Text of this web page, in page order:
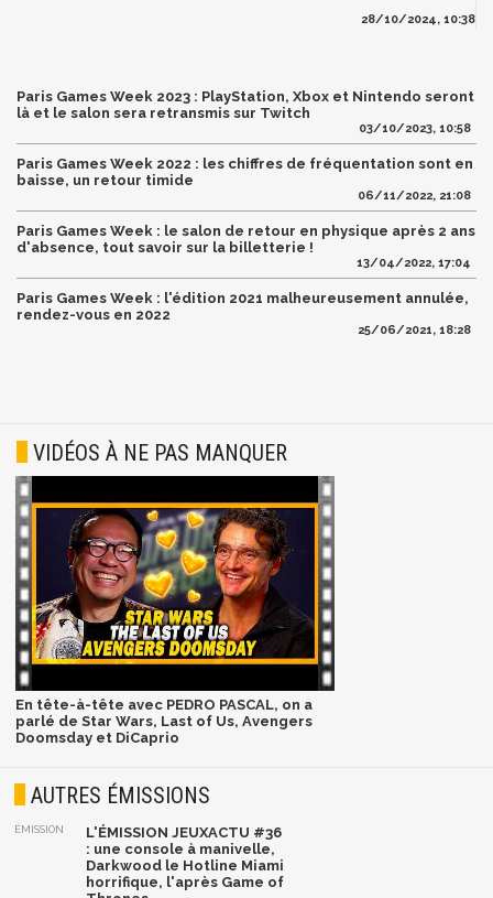
28/10/2024, 10:38
Paris Games Week 2023 : PlayStation, Xbox et Nintendo seront
là et le salon sera retransmis sur Twitch
03/10/2023, 10:58
Paris Games Week 2022 : les chiffres de fréquentation sont en
baisse, un retour timide
06/11/2022, 21:08
Paris Games Week : le salon de retour en physique après 2 ans
d'absence, tout savoir sur la billetterie !
13/04/2022, 17:04
Paris Games Week : l'édition 2021 malheureusement annulée,
rendez-vous en 2022
25/06/2021, 18:28
VIDÉOS À NE PAS MANQUER
En tête-à-tête avec PEDRO PASCAL, on a
parlé de Star Wars, Last of Us, Avengers
Doomsday et DiCaprio
AUTRES ÉMISSIONS
ÉMISSION
L'ÉMISSION JEUXACTU #36
: une console à manivelle,
Darkwood le Hotline Miami
horrifique, l'après Game of